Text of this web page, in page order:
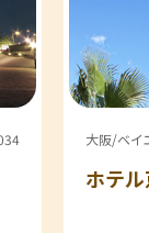
大阪/ベイ
ホテ